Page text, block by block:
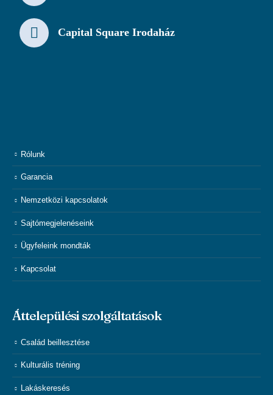
Capital Square Irodaház
Rólunk
Garancia
Nemzetközi kapcsolatok
Sajtómegjelenéseink
Ügyfeleink mondták
Kapcsolat
Áttelepülési szolgáltatások
Család beillesztése
Kulturális tréning
Lakáskeresés